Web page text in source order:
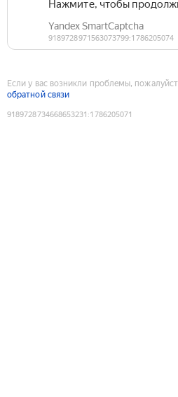
Если у вас возникли проблемы,
обратной связи
9189728734668653231 :1786205071